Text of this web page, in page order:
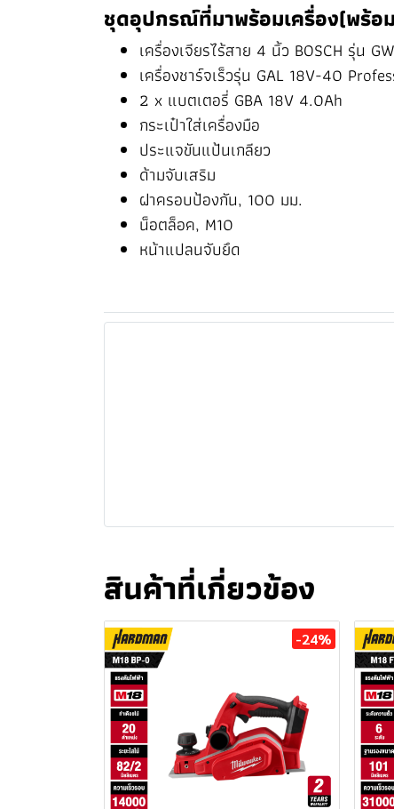
ชุดอุปกรณ์ที่มาพร้อมเครื่อง(พร้อม
เครื่องเจียรไร้สาย 4 นิ้ว BOSCH รุ่น
เครื่องชาร์จเร็วรุ่น GAL 18V-40
2 x แบตเตอรี่ GBA 18V 4.0Ah
กระเป๋าใส่เครื่องมือ
ประแจขันแป้นเกลียว
ด้ามจับเสริม
ฝาครอบป้องกัน, 100 มม.
น็อตล็อค, M10
หน้าแปลนจับยึด
สินค้าที่เกี่ยวข้อง
-24%